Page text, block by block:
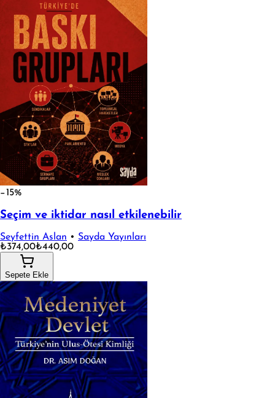
−15%
Seçim ve iktidar nasıl etkilenebilir
Seyfettin Aslan • Sayda Yayınları
₺374,00₺440,00
Sepete Ekle